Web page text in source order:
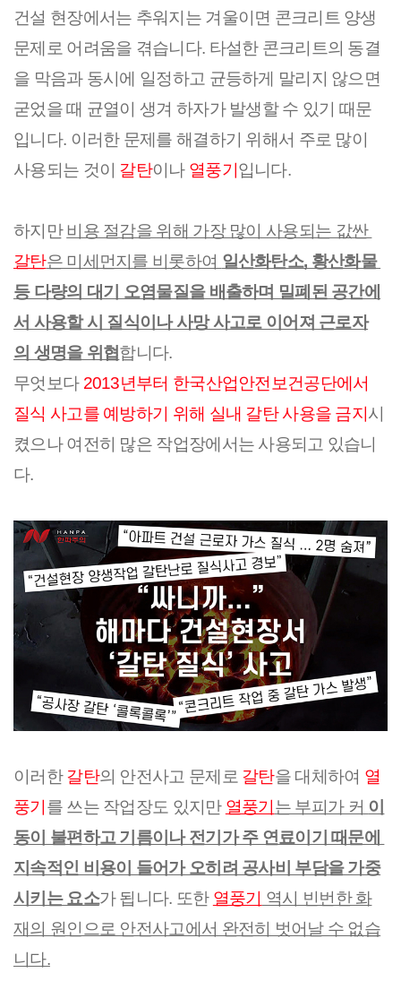
건설 현장에서는 추워지는 겨울이면 콘크리트 양생
문제로 어려움을 겪습니다. 타설한 콘크리트의 동결
을 막음과 동시에 일정하고 균등하게 말리지 않으면
굳었을 때 균열이 생겨 하자가 발생할 수 있기 때문
입니다. 이러한 문제를 해결하기 위해서 주로 많이
사용되는 것이 갈탄이나 열풍기 입니다.
하지만 비용 절감을 위해 가장 많이 사용되는 값싼
갈탄은 미세먼지를 비롯하여 일산화탄소, 황산화물
등 다량의 대기 오염물질을 배출하며 밀폐된 공간에
서 사용할 시 질식이나 사망 사고로 이어져 근로자
의 생명을 위협합니다.
무엇보다 2013년부터 한국산업안전보건공단에서
질식 사고를 예방하기 위해 실내 갈탄 사용을 금지 시
켰으나 여전히 많은 작업장에서는 사용되고 있습니
다.
이러한 갈탄의 안전사고 문제로 갈탄을 대체하여 열
풍기 를 쓰는 작업장도 있지만 열풍기 는 부피가 커 이
동이 불편하고 기름이나 전기가 주 연료이기 때문에
지속적인 비용이 들어가 오히려 공사비 부담을 가중
시키는 요소가 됩니다. 또한 열풍기
역시 빈번한 화
재의 원인으로 안전사고에서 완전히 벗어날 수 없습
니다.